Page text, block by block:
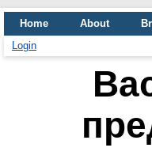
Home About
Login